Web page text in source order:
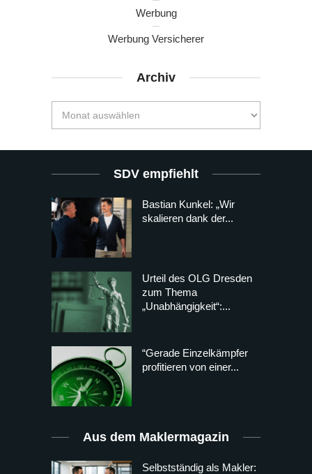
Werbung
Werbung Versicherer
Archiv
SDV empfiehlt
Bastian Kunkel: „Wir
skalieren dank der...
Urteil des OLG Dresden
zum Thema
„Unabhängigkeit“:...
“Gerade Einzelkämpfer
profitieren von einer...
Aus dem Maklermagazin
Selbstständig als Makler: